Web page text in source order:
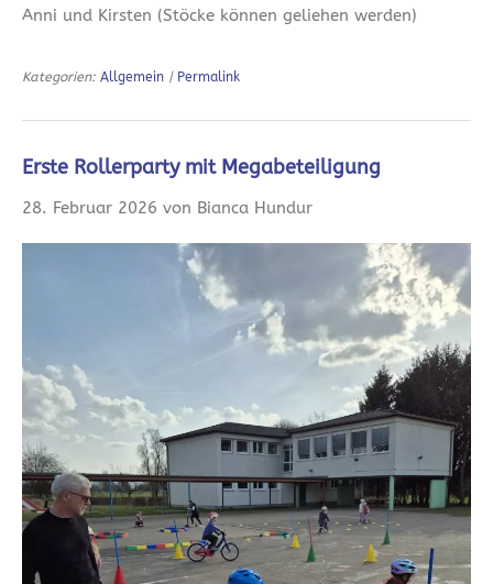
Anni und Kirsten (Stöcke können geliehen werden)
Kategorien: Allgemein | Permalink
Erste Rollerparty mit Megabeteiligung
28. Februar 2026 von Bianca Hundur